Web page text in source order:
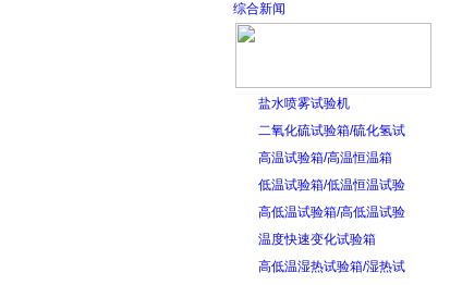
综合新闻
盐水喷雾试验机
二氧化硫试验箱/硫化氢试
高温试验箱/高温恒温箱
低温试验箱/低温恒温试验
高低温试验箱/高低温试验
温度快速变化试验箱
高低温湿热试验箱/湿热试